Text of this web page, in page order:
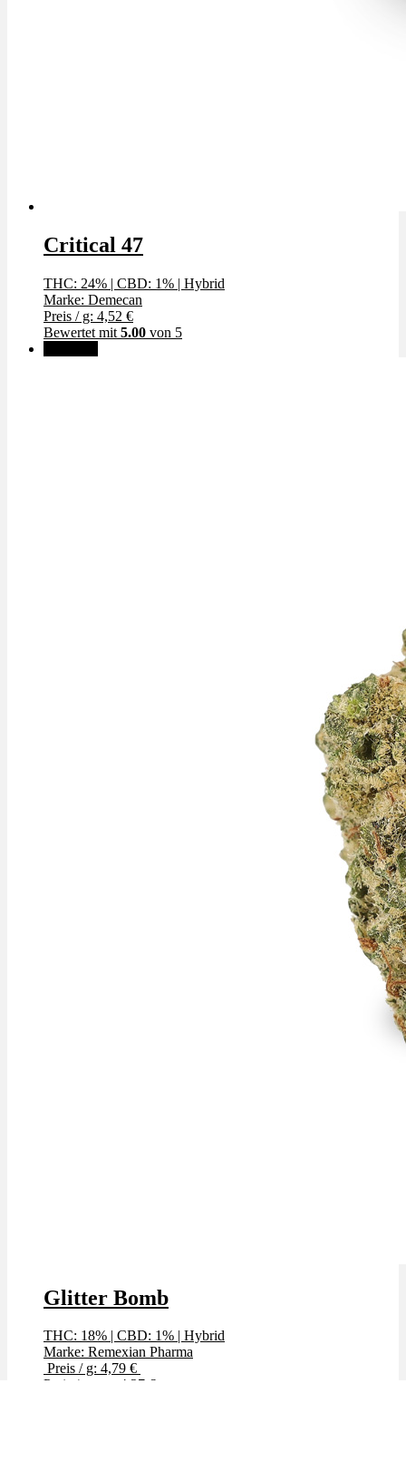
Critical 47
THC: 24% | CBD: 1% | Hybrid
Marke: Demecan
Preis / g: 4,52 €
Bewertet mit 5.00 von 5
Glitter Bomb
THC: 18% CBD: 1%
Hybrid
Marke: Remexian Pharma
Preis / g: 4,79 €
Preis / g: nur 4,27 €